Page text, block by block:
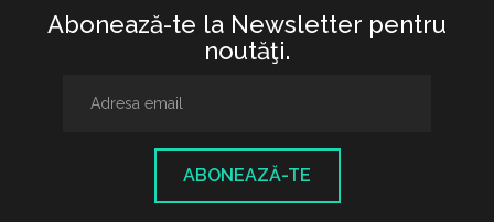
Abonează-te la Newsletter pentru
noutăţi.
ABONEAZĂ-TE